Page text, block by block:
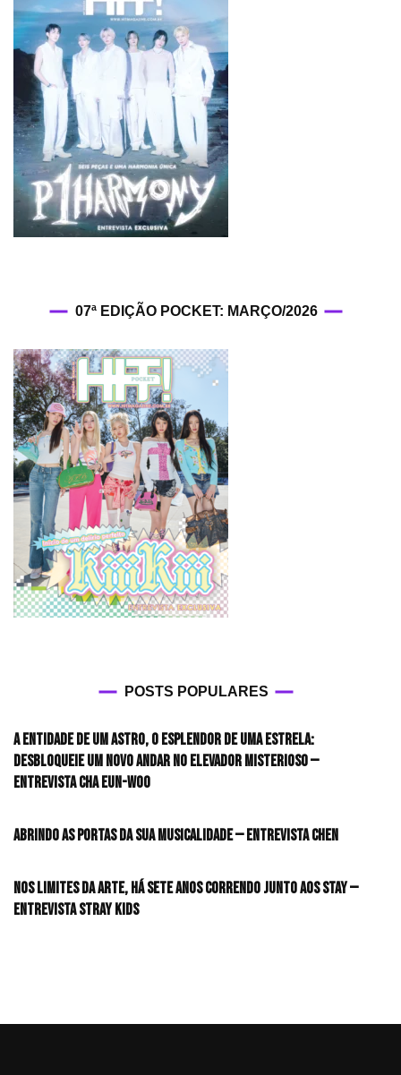
07ª EDIÇÃO POCKET: MARÇO/2026
POSTS POPULARES
A entidade de um astro, o esplendor de uma estrela:
desbloqueie um novo andar no elevador misterioso —
Entrevista CHA EUN-WOO
Abrindo as portas da sua musicalidade — Entrevista CHEN
Nos limites da arte, há sete anos correndo junto aos STAY —
Entrevista Stray Kids